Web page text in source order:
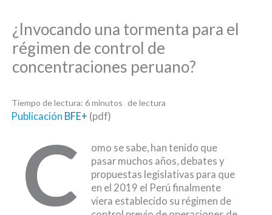
content
¿Invocando una tormenta para el
régimen de control de
concentraciones peruano?
Tiempo de lectura: 6minutos
Publicación BFE+ (pdf)
C
omo se sabe, han tenido que
pasar muchos años, debates y
propuestas legislativas para que
en el 2019 el Perú finalmente
viera establecido su régimen de